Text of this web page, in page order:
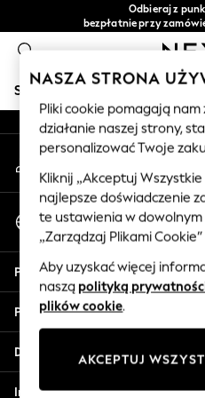
Odbieraj z
bezpłatnie przy
Łatwe
SKLEP WAKACYJNY
HOLIDAY SHOP
Women's Holiday
All Swimwear
All Beachwear
Bags & Accessories
Beach Dresses &
Dresses
Flip Flops
Sliders
Jumpsuits &
Sandals
Shorts
An error occurred on client
Nasze media
Moje konto
Zaloguj się na swoje konto
Wybierz Język
Polski
Pomoc
Prywatność i zasady prawne
Działy
Inne usługi
NASZA STRONA
Pliki cookie pomagają
działanie naszej strony,
personalizować Twoje
Kliknij „Akceptuj Wszystkie
najlepsze doświadczenie
te ustawienia w dowolnym
„Zarządzaj Plikami
Aby uzyskać więcej
naszą polityką
plików cookie.
AKCEPTUJ